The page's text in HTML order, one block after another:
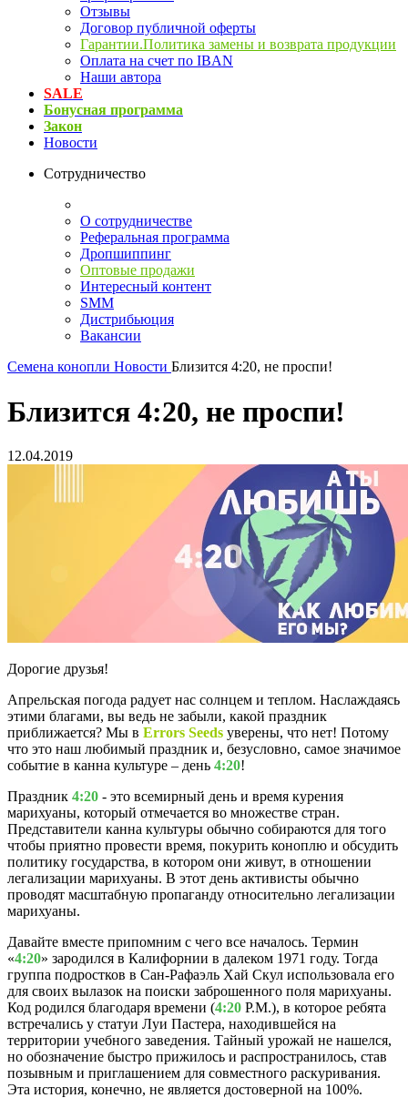
Отзывы
Договор публичной оферты
Гарантии.Политика замены и возврата продукции
Оплата на счет по IBAN
Наши автора
SALE
Бонусная программа
Закон
Новости
Сотрудничество
О сотрудничестве
Реферальная программа
Дропшиппинг
Оптовые продажи
Интересный контент
SMM
Дистрибьюция
Вакансии
Семена конопли Новости Близится 4:20, не проспи!
Близится 4:20, не проспи!
12.04.2019
Дорогие друзья!
Апрельская погода радует нас солнцем и теплом. Наслаждаясь
этими благами, вы ведь не забыли, какой праздник
приближается? Мы в Errors Seeds уверены, что нет! Потому
что это наш любимый праздник и, безусловно, самое значимое
событие в канна культуре – день 4:20!
Праздник 4:20 - это всемирный день и время курения
марихуаны, который отмечается во множестве стран.
Представители канна культуры обычно собираются для того
чтобы приятно провести время, покурить коноплю и обсудить
политику государства, в котором они живут, в отношении
легализации марихуаны. В этот день активисты обычно
проводят масштабную пропаганду относительно легализации
марихуаны.
Давайте вместе припомним с чего все началось. Термин
«4:20» зародился в Калифорнии в далеком 1971 году. Тогда
группа подростков в Сан-Рафаэль Хай Скул использовала его
для своих вылазок на поиски заброшенного поля марихуаны.
Код родился благодаря времени (4:20 P.M.), в которое ребята
встречались у статуи Луи Пастера, находившейся на
территории учебного заведения. Тайный урожай не нашелся,
но обозначение быстро прижилось и распространилось, став
позывным и приглашением для совместного раскуривания.
Эта история, конечно, не является достоверной на 100%.